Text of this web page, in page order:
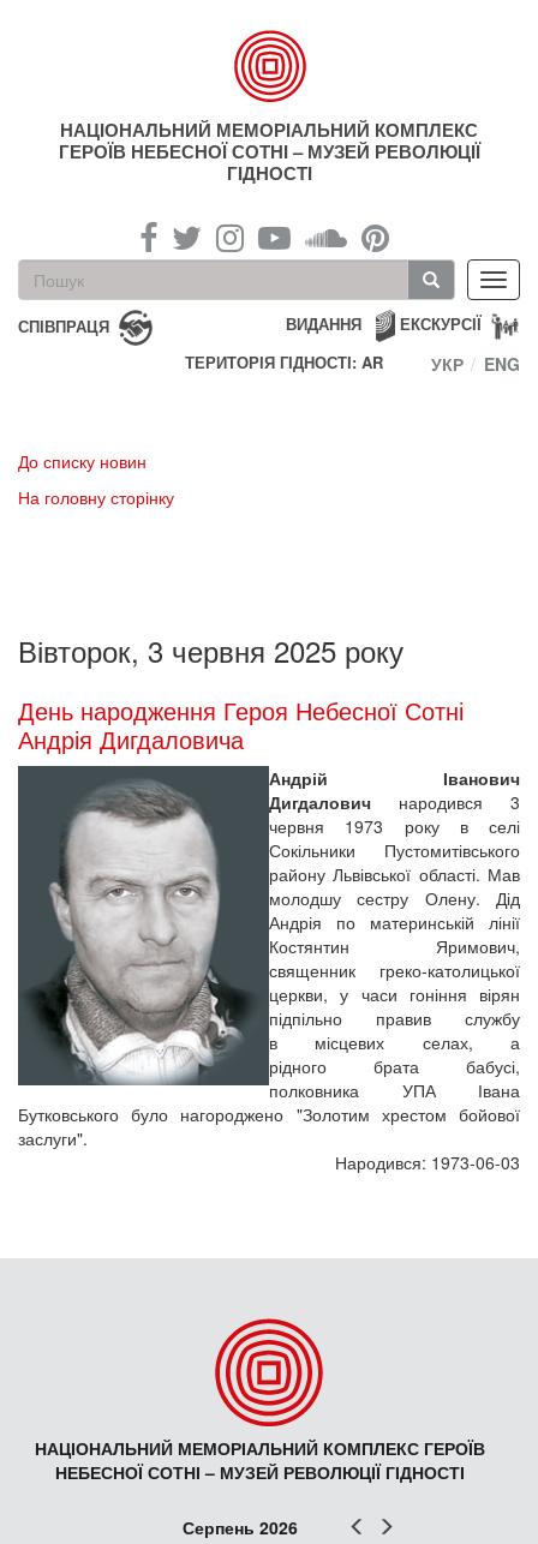
НАЦІОНАЛЬНИЙ МЕМОРІАЛЬНИЙ КОМПЛЕКС
ГЕРОЇВ НЕБЕСНОЇ СОТНІ – МУЗЕЙ РЕВОЛЮЦІЇ
ГІДНОСТІ
Пошукова
форма
Пошук
СПІВПРАЦЯ ЕКСКУРСІЇ
ВИДАННЯ
ТЕРИТОРІЯ ГІДНОСТІ: AR
УКР ENG
До списку новин
На головну сторінку
Вівторок, 3 червня 2025 року
День народження Героя Небесної Сотні
Андрія Дигдаловича
Андрій Іванович
Дигдалович народився 3
червня 1973 року в селі
Сокільники Пустомитівського
району Львівської області. Мав
молодшу сестру Олену. Дід
Андрія по материнській лінії
Костянтин Яримович,
священник греко-католицької
церкви, у часи гоніння вірян
підпільно правив службу
в місцевих селах, а
рідного брата бабусі,
полковника УПА Івана
Бутковського було нагороджено "Золотим хрестом бойової
заслуги".
Народився: 1973-06-03
НАЦІОНАЛЬНИЙ МЕМОРІАЛЬНИЙ КОМПЛЕКС ГЕРОЇВ
НЕБЕСНОЇ СОТНІ – МУЗЕЙ РЕВОЛЮЦІЇ ГІДНОСТІ
Попер
Серпень 2026